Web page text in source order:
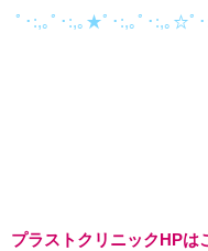
ﾟ･:,｡ﾟ･:,｡★ﾟ･:,｡ﾟ･:,｡☆ﾟ
プラストクリニックHPは